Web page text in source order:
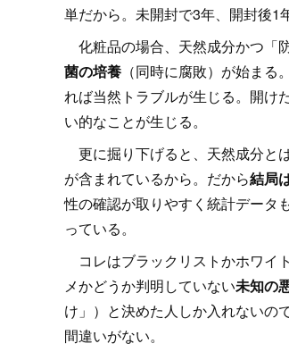
単だから。未開封で3年、開封後1
化粧品の場合、天然成分かつ「
菌の培養 （同時に腐敗）が始ま
れば当然トラブルが生じる。開け
い的なことが生じる。
更に掘り下げると、天然成分と
が含まれているから。だから結局
性の確認が取りやすく統計データ
っている。
コレはブラックリストかホワイ
メかどうか判明していない未知の
け」）と決めた人しか入れないの
間違いがない。